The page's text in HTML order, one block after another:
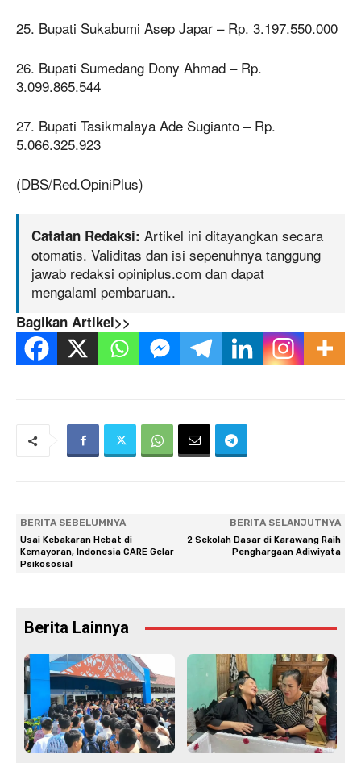
25. Bupati Sukabumi Asep Japar – Rp. 3.197.550.000
26. Bupati Sumedang Dony Ahmad – Rp.
3.099.865.544
27. Bupati Tasikmalaya Ade Sugianto – Rp.
5.066.325.923
(DBS/Red.OpiniPlus)
Catatan Redaksi: Artikel ini ditayangkan secara
otomatis. Validitas dan isi sepenuhnya tanggung
jawab redaksi opiniplus.com dan dapat
mengalami pembaruan..
Bagikan Artikel>>
BERITA SEBELUMNYA
Usai Kebakaran Hebat di
Kemayoran, Indonesia CARE Gelar
Psikososial
BERITA SELANJUTNYA
2 Sekolah Dasar di Karawang Raih
Penghargaan Adiwiyata
Berita Lainnya